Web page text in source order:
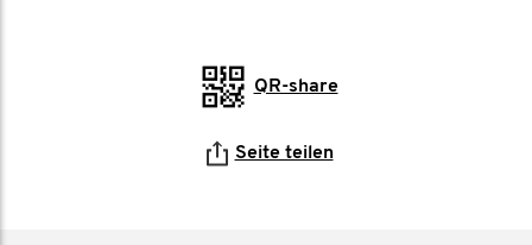
QR-share
Seite teilen